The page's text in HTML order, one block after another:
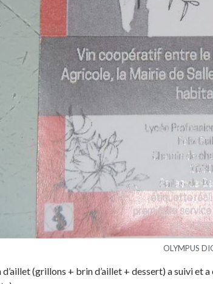
OLYMPUS
d’aillet (grillons + brin d’aillet + dessert) a suivi